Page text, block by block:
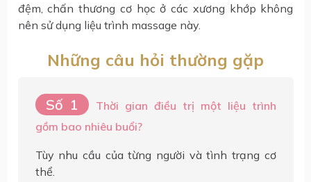
đệm, chấn thương cơ học ở các xương khớp không
nên sử dụng liệu trình massage này.
Những câu hỏi thường gặp
Thời gian điều trị một liệu trình
gồm bao nhiêu buổi?
Tùy nhu cầu của từng người và tình trạng cơ
thể.